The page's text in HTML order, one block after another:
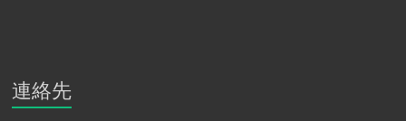
連絡先